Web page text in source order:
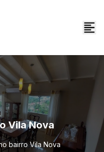
Vila Nova
bairro Vila Nova